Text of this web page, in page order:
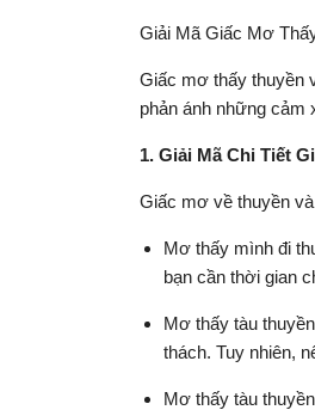
Giải Mã Giấc Mơ
Giấc mơ thấy thuyền
phản ánh những cảm
1. Giải Mã Chi Tiết
Giấc mơ về thuyền
Mơ thấy mình đi
bạn cần thời gian
Mơ thấy tàu
thách. Tuy nhiên,
Mơ thấy tàu